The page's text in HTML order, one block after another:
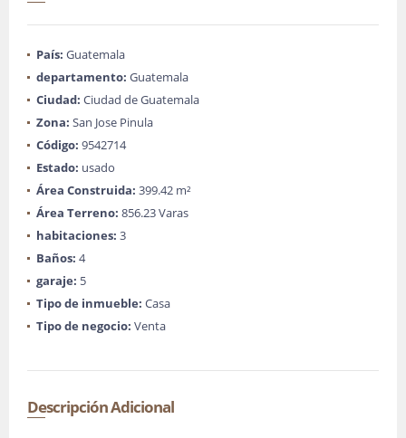
País: Guatemala
departamento: Guatemala
Ciudad: Ciudad de Guatemala
Zona: San Jose Pinula
Código: 9542714
Estado: usado
Área Construida: 399.42 m²
Área Terreno: 856.23 Varas
habitaciones: 3
Baños: 4
garaje: 5
Tipo de inmueble: Casa
Tipo de negocio: Venta
Descripción Adicional